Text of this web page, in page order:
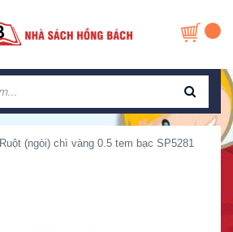
Ruột (ngòi) chì vàng 0.5 tem bạc SP5281